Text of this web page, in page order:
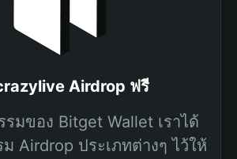
Airdrop ฟรี
มของ Bitget Wallet เราได้
Airdrop ประเภทต่างๆ ไว้ให้